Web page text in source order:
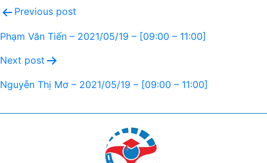
Previous post
Phạm Văn Tiến – 2021/05/19 – [09:00 – 11:00]
Next post
Nguyễn Thị Mơ – 2021/05/19 – [09:00 – 11:00]